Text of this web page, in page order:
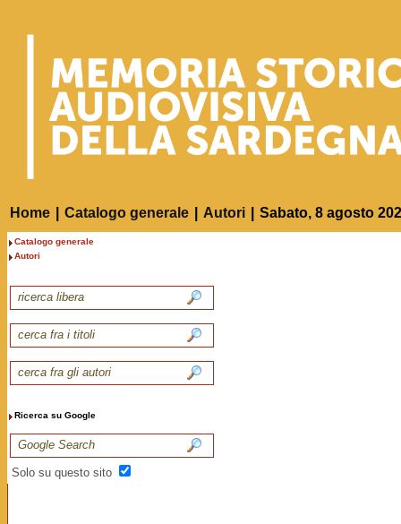
Home Catalogo generale Autori Sabato, 8 agosto
Catalogo generale
Autori
Ricerca su Google
Solo su questo sito